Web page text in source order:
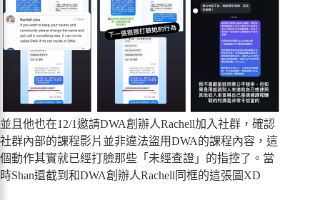
並且他也在12/1邀請DWA創辦人Rachell加入社群，確認
社群內部的課程影片並非違法盜用DWA的課程內容，這
個動作其實就已經打臉那些「未經查證」的指控了。當
時Shan還截到和DWA創辦人Rachell同框的這張圖XD